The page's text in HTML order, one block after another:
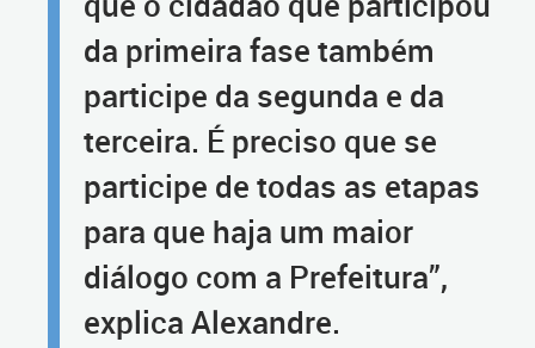
da primeira fase também
participe da segunda e da
terceira. É preciso que se
participe de todas as etapas
para que haja um maior
diálogo com a Prefeitura”,
explica Alexandre.